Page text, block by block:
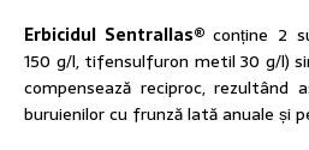
Erbicidul Sentrallas®conține 2
150 g/l, tifensulfuron metil 30 g/l)
compensează reciproc, rezultând
buruienilor cu frunză lată anuale și